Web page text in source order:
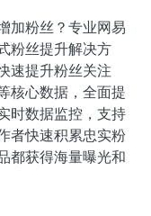
加粉丝？专业网易
粉丝提升解决方
速提升粉丝关注
核心数据，全面提
时数据监控，支持
者快速积累忠实粉
都获得海量曝光和